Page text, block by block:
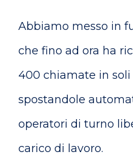
Abbiamo messo in
che fino ad ora ha
400 chiamate in
spostandole
operatori di turno
carico di lavoro.